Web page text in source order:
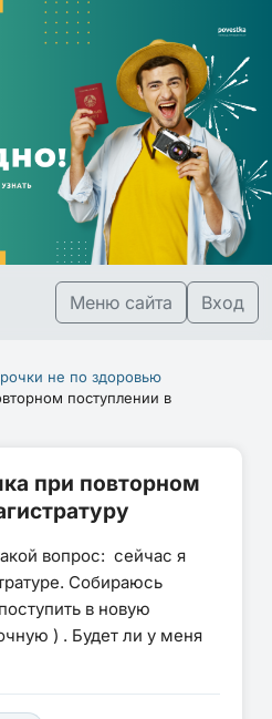
Меню сайта Вход
не по здоровью
поступлении в
при повторном
вопрос: сейчас я
Собираюсь
в новую
) . Будет ли у меня